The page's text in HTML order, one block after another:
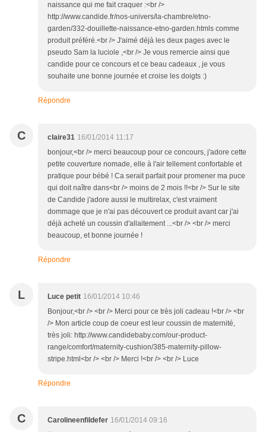
naissance qui me fait craquer :<br />
http://www.candide.fr/nos-univers/la-chambre/etno-
garden/332-douillette-naissance-etno-garden.htmls comme
produit préféré.<br /> J'aimé déjà les deux pages avec le
pseudo Sam la luciole ,<br /> Je vous remercie ainsi que
candide pour ce concours et ce beau cadeaux , je vous
souhaite une bonne journée et croise les doigts :)
Répondre
C claire31 16/01/2014 11:17
bonjour,<br /> merci beaucoup pour ce concours, j'adore cette
petite couverture nomade, elle à l'air tellement confortable et
pratique pour bébé ! Ca serait parfait pour promener ma puce
qui doit naître dans<br /> moins de 2 mois !!<br /> Sur le site
de Candide j'adore aussi le multirelax, c'est vraiment
dommage que je n'ai pas découvert ce produit avant car j'ai
déjà acheté un coussin d'allaitement ...<br /> <br /> merci
beaucoup, et bonne journée !
Répondre
L Luce petit 16/01/2014 10:46
Bonjour,<br /> <br /> Merci pour ce très joli cadeau !<br /> <br
/> Mon article coup de coeur est leur coussin de maternité,
très joli: http://www.candidebaby.com/our-product-
range/comfort/maternity-cushion/385-maternity-pillow-
stripe.html<br /> <br /> Merci !<br /> <br /> Luce
Répondre
C Carolineenfildefer 16/01/2014 09:16